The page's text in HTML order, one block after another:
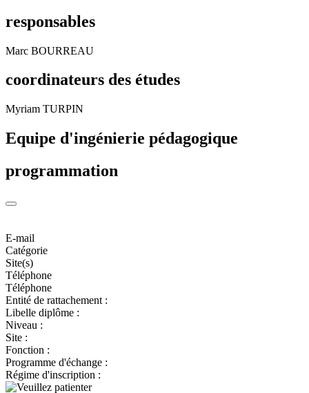
responsables
Marc BOURREAU
coordinateurs des études
Myriam TURPIN
Equipe d'ingénierie pédagogique
programmation
E-mail
Catégorie
Site(s)
Téléphone
Téléphone
Entité de rattachement :
Libelle diplôme :
Niveau :
Site :
Fonction :
Programme d'échange :
Régime d'inscription :